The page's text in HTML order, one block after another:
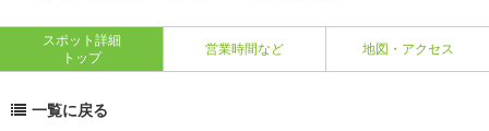
スポット詳細
トップ
営業時間など 地図・アクセス
一覧に戻る